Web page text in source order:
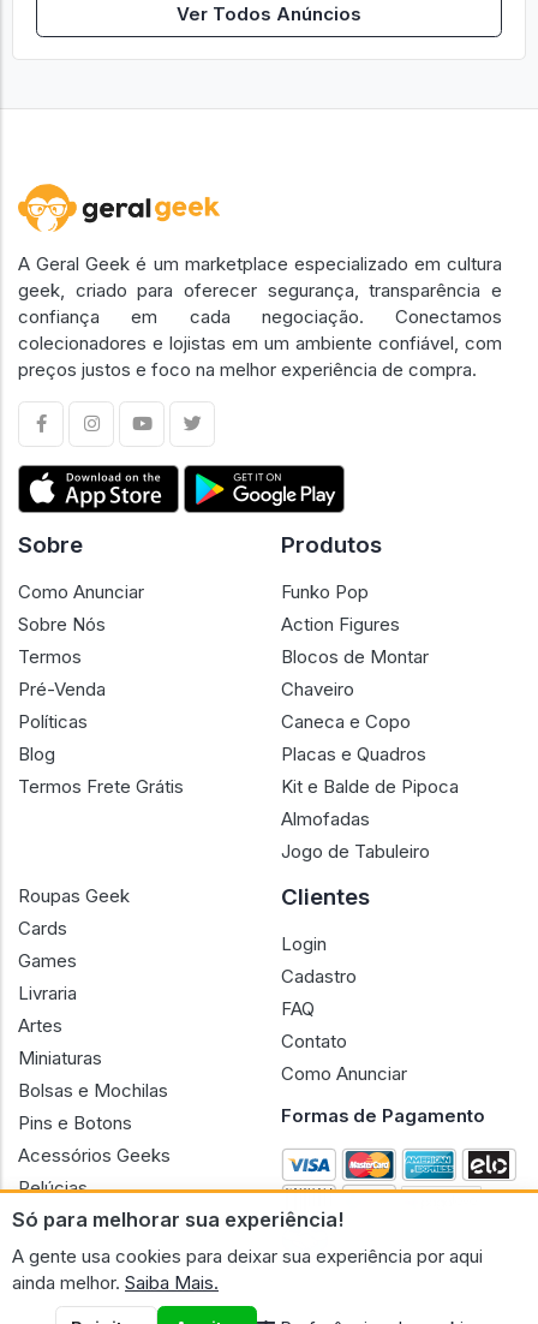
Ver Todos Anúncios
Só para melhorar sua experiência!
A gente usa cookies para deixar sua experiência por aqui
ainda melhor. Saiba Mais.
A Geral Geek é um marketplace especializado em cultura
geek, criado para oferecer segurança, transparência e
confiança em cada negociação. Conectamos
colecionadores e lojistas em um ambiente confiável, com
preços justos e foco na melhor experiência de compra.
Sobre
Como Anunciar
Sobre Nós
Termos
Pré-Venda
Políticas
Blog
Termos Frete Grátis
Produtos
Funko Pop
Action Figures
Blocos de Montar
Chaveiro
Caneca e Copo
Placas e Quadros
Kit e Balde de Pipoca
Almofadas
Jogo de Tabuleiro
Roupas Geek
Cards
Games
Livraria
Artes
Miniaturas
Bolsas e Mochilas
Pins e Botons
Acessórios Geeks
Pelúcias
Bonecas
Clientes
Login
Cadastro
FAQ
Contato
Como Anunciar
Formas de Pagamento